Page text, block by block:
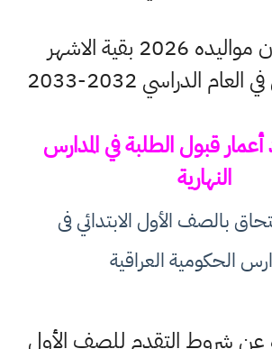
الدراسي 2032-2033
أعمار قبول الطلبة في المدارس
النهارية
بالصف الأول الابتدائي فى
الحكومية العراقية
عن شروط التقدم للصف الأول